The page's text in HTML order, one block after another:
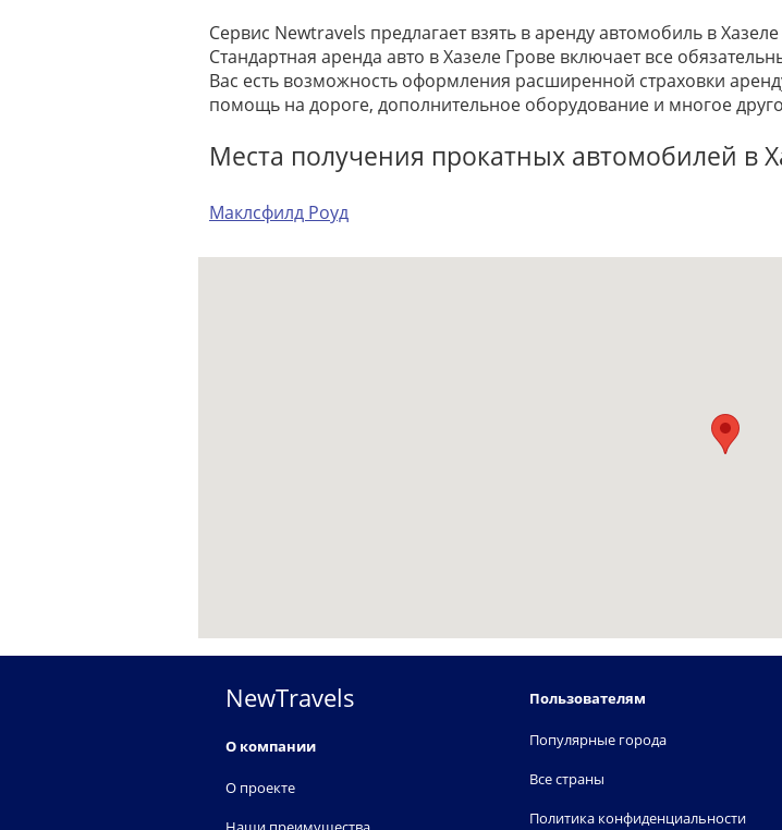
Сервис Newtravels предлагает взять в аренду автомобиль в
Стандартная аренда авто в Хазеле Грове включает все
Вас есть возможность оформления расширенной страховки
помощь на дороге, дополнительное оборудование и многое
Места получения прокатных автомобилей в
Маклсфилд Роуд
NewTravels
О компании
О проекте
Пользователям
Популярные города
Все страны
Политика конфиденциальности